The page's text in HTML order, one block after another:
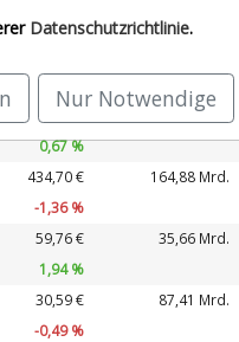
213,88 € 169,28 Mrd.
0,67 %
434,70 € 164,88 Mrd.
-1,36 %
59,76 € 35,66 Mrd.
1,94 %
30,59 € 87,41 Mrd.
-0,49 %
Datenschutzrichtlinie.
Nur Notwendige